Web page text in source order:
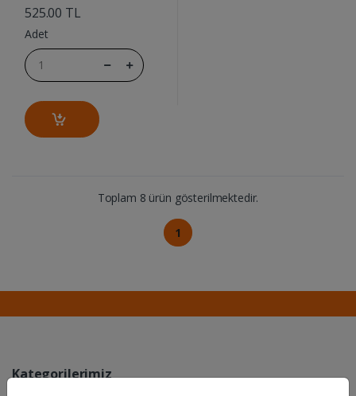
525.00 TL
Adet
Toplam 8 ürün gösterilmektedir.
1
Kategorilerimiz